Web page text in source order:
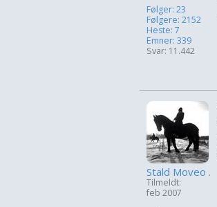
Følger: 23
Følgere: 2152
Heste: 7
Emner: 339
Svar: 11.442
Stald Moveo .
Tilmeldt:
feb 2007